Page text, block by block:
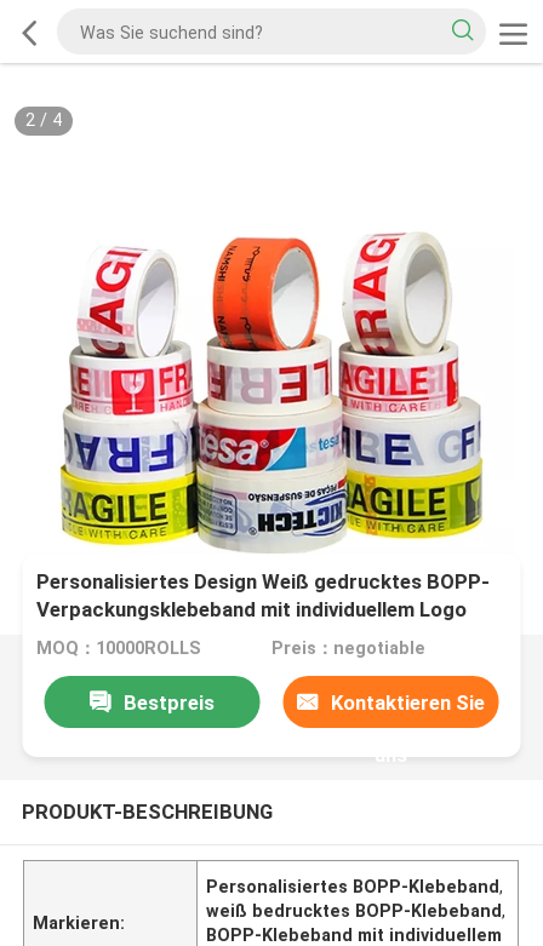
2/ 4
Personalisiertes Design Weiß gedrucktes BOPP-
Verpackungsklebeband mit individuellem Logo
MOQ：10000ROLLS Preis：negotiable
Bestpreis Kontaktieren Sie
uns
PRODUKT-BESCHREIBUNG
Markieren:
Personalisiertes BOPP-Klebeband,
weiß bedrucktes BOPP-Klebeband,
BOPP-Klebeband mit individuellem